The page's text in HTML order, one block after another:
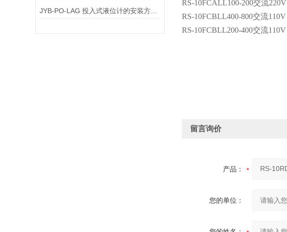
JYB-PO-LAG 投入式液位计的安装方式有哪些
RS-10FCALL100-200交流220V
RS-10FCBLL400-800交流110V
RS-10FCBLL200-400交流110V
留言询价
产品：
您的单位：